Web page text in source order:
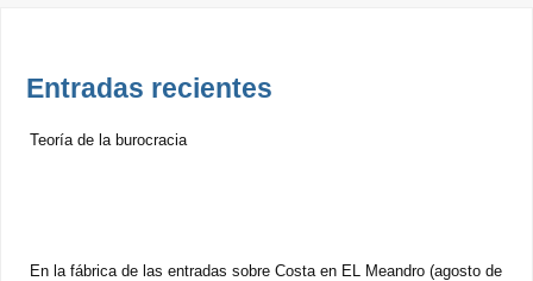
Entradas recientes
Teoría de la burocracia
En la fábrica de las entradas sobre Costa en EL Meandro (agosto de